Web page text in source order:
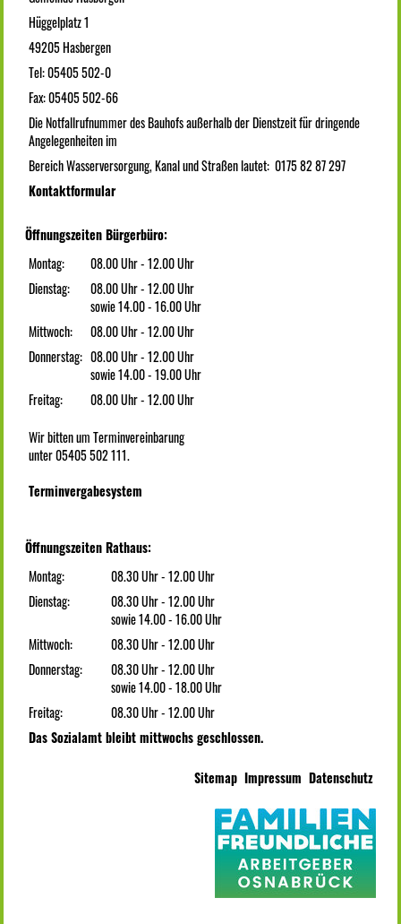
Hüggelplatz 1
49205 Hasbergen
Tel: 05405 502-0
Fax: 05405 502-66
Die Notfallrufnummer des Bauhofs außerhalb der Dienstzeit für dringende
Angelegenheiten im
Bereich Wasserversorgung, Kanal und Straßen lautet: 0175 82 87 297
Kontaktformular
Öffnungszeiten Bürgerbüro:
Montag:
08.00 Uhr - 12.00 Uhr
Dienstag:
08.00 Uhr - 12.00 Uhr
sowie 14.00 - 16.00 Uhr
Mittwoch:
08.00 Uhr - 12.00 Uhr
Donnerstag: 08.00 Uhr - 12.00 Uhr
sowie 14.00 - 19.00 Uhr
Freitag:
08.00 Uhr - 12.00 Uhr
Wir bitten um Terminvereinbarung
unter 05405 502 111.
Terminvergabesystem
Öffnungszeiten Rathaus:
Montag:
08.30 Uhr - 12.00 Uhr
Dienstag:
08.30 Uhr - 12.00 Uhr
sowie 14.00 - 16.00 Uhr
Mittwoch:
08.30 Uhr - 12.00 Uhr
Donnerstag:
08.30 Uhr - 12.00 Uhr
sowie 14.00 - 18.00 Uhr
Freitag:
08.30 Uhr - 12.00 Uhr
Das Sozialamt bleibt mittwochs geschlossen.
Sitemap Impressum Datenschutz